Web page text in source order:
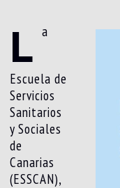
L a
Escuela de
Servicios
Sanitarios
y Sociales
de
Canarias
(ESSCAN),